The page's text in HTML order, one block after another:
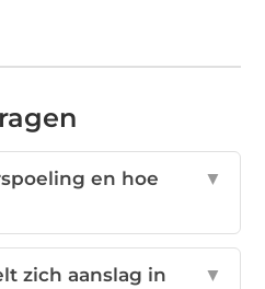
en hoe
▼
zich aanslag in
▼